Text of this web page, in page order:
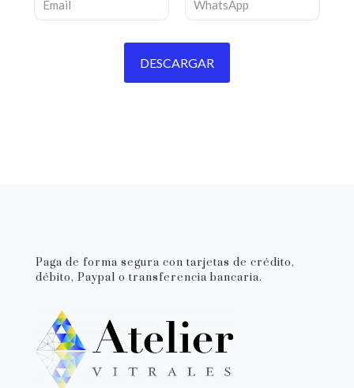
Paga de forma segura con tarjetas de crédito,
débito, Paypal o transferencia bancaria.